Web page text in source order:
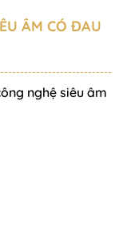
ÂM CÓ ĐAU
nghệ siêu âm